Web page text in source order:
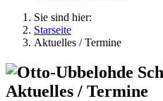
Sie sind hier:
Starseite
Aktuelles / Termine
Aktuelles / Termine